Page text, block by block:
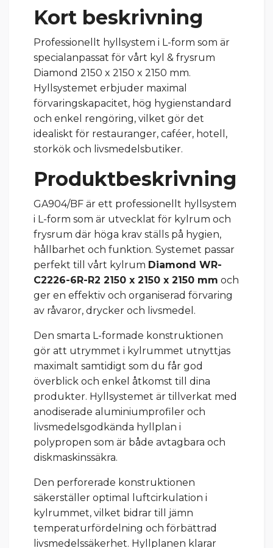
Kort beskrivning
Professionellt hyllsystem i L-form som är
specialanpassat för vårt kyl & frysrum
Diamond 2150 x 2150 x 2150 mm.
Hyllsystemet erbjuder maximal
förvaringskapacitet, hög hygienstandard
och enkel rengöring, vilket gör det
idealiskt för restauranger, caféer, hotell,
storkök och livsmedelsbutiker.
Produktbeskrivning
GA904/BF är ett professionellt hyllsystem
i L-form som är utvecklat för kylrum och
frysrum där höga krav ställs på hygien,
hållbarhet och funktion. Systemet passar
perfekt till vårt kylrum Diamond WR-
C2226-6R-R2 2150 x 2150 x 2150 mm och
ger en effektiv och organiserad förvaring
av råvaror, drycker och livsmedel.
Den smarta L-formade konstruktionen
gör att utrymmet i kylrummet utnyttjas
maximalt samtidigt som du får god
överblick och enkel åtkomst till dina
produkter. Hyllsystemet är tillverkat med
anodiserade aluminiumprofiler och
livsmedelsgodkända hyllplan i
polypropen som är både avtagbara och
diskmaskinssäkra.
Den perforerade konstruktionen
säkerställer optimal luftcirkulation i
kylrummet, vilket bidrar till jämn
temperaturfördelning och förbättrad
livsmedelssäkerhet. Hyllplanen klarar